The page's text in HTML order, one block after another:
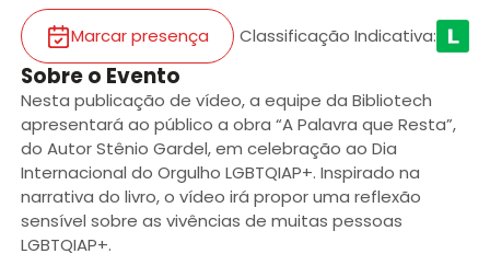
Marcar presença Classificação Indicativa:
Sobre o Evento
Nesta publicação de vídeo, a equipe da Bibliotech
apresentará ao público a obra “A Palavra que Resta”,
do Autor Stênio Gardel, em celebração ao Dia
Internacional do Orgulho LGBTQIAP+. Inspirado na
narrativa do livro, o vídeo irá propor uma reflexão
sensível sobre as vivências de muitas pessoas
LGBTQIAP+.